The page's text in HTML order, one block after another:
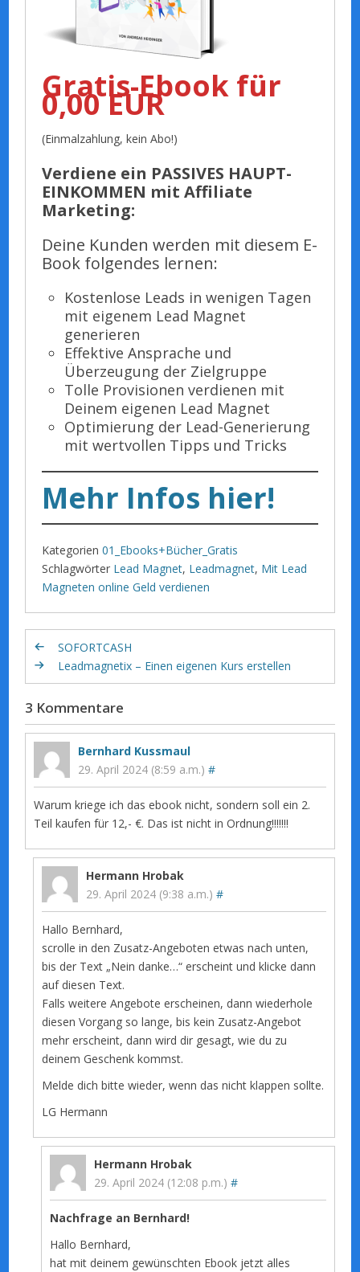
Gratis-Ebook für
0,00 EUR
(Einmalzahlung, kein Abo!)
Verdiene ein PASSIVES HAUPT-
EINKOMMEN mit Affiliate
Marketing:
Deine Kunden werden mit diesem E-
Book folgendes lernen:
Kostenlose Leads in wenigen Tagen
mit eigenem Lead Magnet
generieren
Effektive Ansprache und
Überzeugung der Zielgruppe
Tolle Provisionen verdienen mit
Deinem eigenen Lead Magnet
Optimierung der Lead-Generierung
mit wertvollen Tipps und Tricks
Mehr Infos hier!
Kategorien 01_Ebooks+Bücher_Gratis
Schlagwörter Lead Magnet, Leadmagnet, Mit Lead
Magneten online Geld verdienen
SOFORTCASH
Leadmagnetix – Einen eigenen Kurs erstellen
3 Kommentare
Bernhard Kussmaul
29. April 2024 (8:59 a.m.) #
Warum kriege ich das ebook nicht, sondern soll ein 2.
Teil kaufen für 12,- €. Das ist nicht in Ordnung!!!!!!!
Hermann Hrobak
29. April 2024 (9:38 a.m.) #
Hallo Bernhard,
scrolle in den Zusatz-Angeboten etwas nach unten,
bis der Text „Nein danke…“ erscheint und klicke dann
auf diesen Text.
Falls weitere Angebote erscheinen, dann wiederhole
diesen Vorgang so lange, bis kein Zusatz-Angebot
mehr erscheint, dann wird dir gesagt, wie du zu
deinem Geschenk kommst.
Melde dich bitte wieder, wenn das nicht klappen sollte.
LG Hermann
Hermann Hrobak
29. April 2024 (12:08 p.m.) #
Nachfrage an Bernhard!
Hallo Bernhard,
hat mit deinem gewünschten Ebook jetzt alles